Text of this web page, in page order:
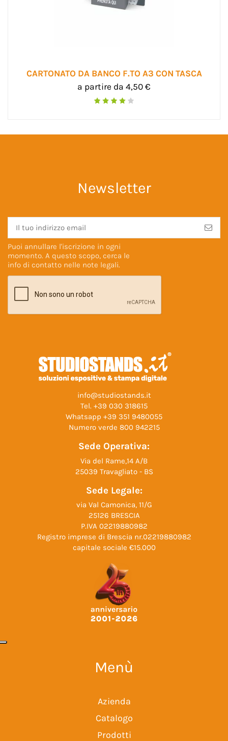
CARTONATO DA BANCO F.TO A3 CON TASCA
a partire da 4,50 €
Newsletter
Puoi annullare l'iscrizione in ogni
momento. A questo scopo, cerca le
info di contatto nelle note legali.
info@studiostands.it
Tel. +39 030 318615
Whatsapp +39 351 9480055
Numero verde 800 942215
Sede Operativa:
Via del Rame,14 A/B
25039 Travagliato - BS
Sede Legale:
via Val Camonica, 11/G
25126 BRESCIA
P.IVA 02219880982
Registro imprese di Brescia nr.02219880982
capitale sociale €15.000
Menù
Azienda
Catalogo
Prodotti